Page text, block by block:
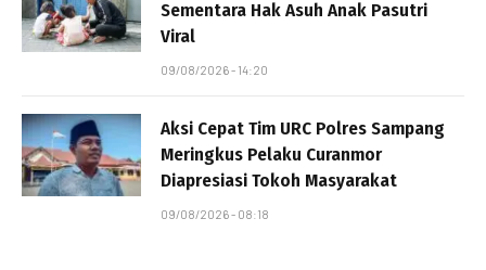
Sementara Hak Asuh Anak Pasutri
Viral
09/08/2026 - 14:20
Aksi Cepat Tim URC Polres Sampang
Meringkus Pelaku Curanmor
Diapresiasi Tokoh Masyarakat
09/08/2026 - 08:18